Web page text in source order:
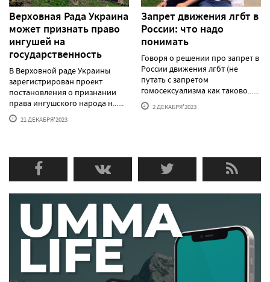
Верховная Рада Украина
может признать право
ингушей на
государственность
В Верховной раде Украины
зарегистрирован проект
постановления о признании
права ингушского народа н......
21 ДЕКАБРЯ'2023
Запрет движения лгбт в
России: что надо
понимать
Говоря о решении про запрет в
России движения лгбт (не
путать с запретом
гомосексуализма как таково......
2 ДЕКАБРЯ'2023